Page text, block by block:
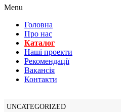
Menu
Головна
Про нас
Каталог
Нашi проекти
Рекомендації
Вакансiя
Контакти
UNCATEGORIZED